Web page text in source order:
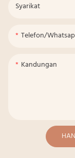
Syarikat
Telefon/
Kandungan